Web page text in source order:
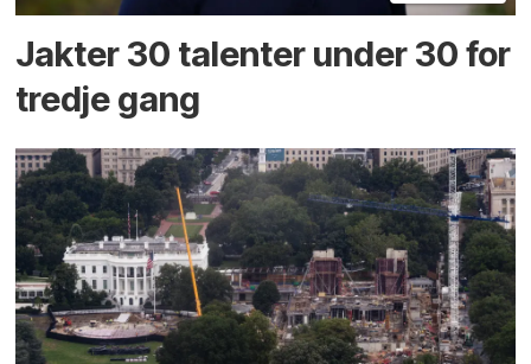
Jakter 30 talenter under 30 for
tredje gang